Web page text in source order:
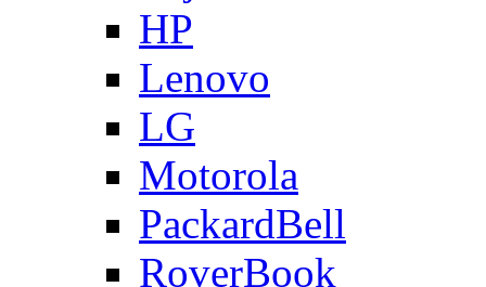
HP
Lenovo
LG
Motorola
PackardBell
RoverBook